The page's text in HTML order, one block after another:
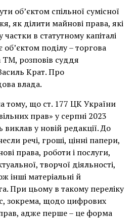
об’єктом спільної сумісної
як ділити майнові права, які
частки в статутному капіталі
поділу – торгова
розповів суддя
Крат. Про
влада.
тому, що ст. 177 ЦК України
прав» у серпні 2023
у новій редакції. До
речі, гроші, цінні папери,
права, роботи і послуги,
творчої діяльності,
інші матеріальні й
При цьому в такому переліку
зокрема, щодо цифрових
адже перше – це форма